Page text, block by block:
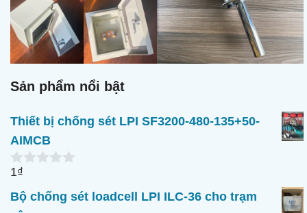
Sản phẩm nổi bật
Thiết bị chống sét LPI SF3200-480-135+50-
AIMCB
0
g
1₫
Bộ chống sét loadcell LPI ILC-36 cho trạm